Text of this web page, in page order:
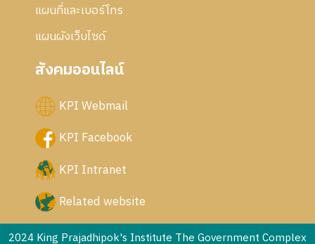
แผนที่และเบอร์โทร
แผนผังเว็บไซด์
สังคมออนไลน์
KPI Webmail
KPI Facebook
KPI Intranet
Related website
2024 King Prajadhipok's Institute The Government Complex